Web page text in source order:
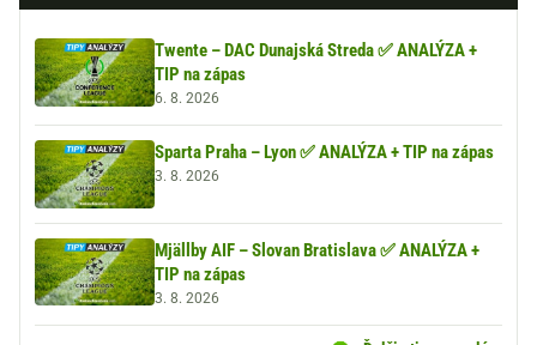
Twente – DAC Dunajská Streda ✅ ANALÝZA +
TIP na zápas
6. 8. 2026
Sparta Praha – Lyon ✅ ANALÝZA + TIP na zápas
3. 8. 2026
Mjällby AIF – Slovan Bratislava ✅ ANALÝZA +
TIP na zápas
3. 8. 2026